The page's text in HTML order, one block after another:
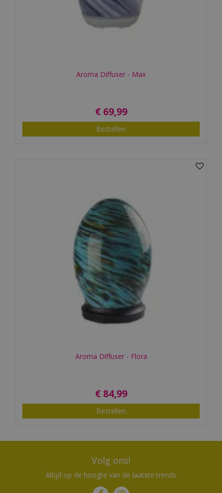
Aroma Diffuser - Max
€ 69,99
Bestellen
Aroma Diffuser - Flora
€ 84,99
Bestellen
Volg ons!
Altijd op de hoogte van de laatste trends